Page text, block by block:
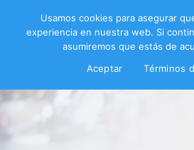
Usamos cookies para asegurar
experiencia en nuestra web. Si
asumiremos que estás de
Aceptar
Términos